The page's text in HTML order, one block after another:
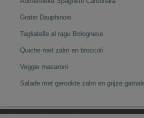
Gratin Dauphinois
Tagliatelle al ragu Bolognese
Quiche met zalm en broccoli
Veggie macaroni
Salade met gerookte zalm en grijze